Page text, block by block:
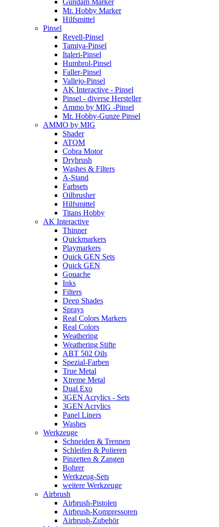
Gundam Marker
Mr. Hobby Marker
Hilfsmittel
Pinsel
Revell-Pinsel
Tamiya-Pinsel
Italeri-Pinsel
Humbrol-Pinsel
Faller-Pinsel
Vallejo-Pinsel
AK Interactive - Pinsel
Pinsel - diverse Hersteller
Ammo by MIG -Pinsel
Mr. Hobby-Gunze Pinsel
AMMO by MIG
Shader
ATOM
Cobra Motor
Drybrush
Washes & Filters
A-Stand
Farbsets
Oilbrusher
Hilfsmittel
Titans Hobby
AK Interactive
Thinner
Quickmarkers
Playmarkers
Quick GEN Sets
Quick GEN
Gouache
Inks
Filters
Deep Shades
Sprays
Real Colors Markers
Real Colors
Weathering
Weathering Stifte
ABT 502 Oils
Spezial-Farben
True Metal
Xtreme Metal
Dual Exo
3GEN Acrylics - Sets
3GEN Acrylics
Panel Liners
Washes
Werkzeuge
Schneiden & Trennen
Schleifen & Polieren
Pinzetten & Zangen
Bohrer
Werkzeug-Sets
weitere Werkzeuge
Airbrush
Airbrush-Pistolen
Airbrush-Kompressoren
Airbrush-Zubehör